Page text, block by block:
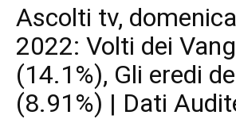
Ascolti tv,
2022: Volti dei
(14.1%), Gli eredi
(8.91%) | Dati